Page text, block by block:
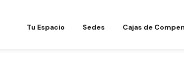
Tu Espacio Sedes Cajas de